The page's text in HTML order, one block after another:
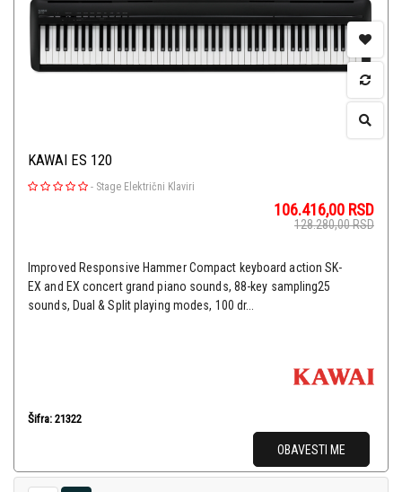
KAWAI ES 120
- Stage Električni Klaviri
106.416,00 RSD
128.280,00RSD
Improved Responsive Hammer Compact keyboard action SK-
EX and EX concert grand piano sounds, 88-key sampling25
sounds, Dual & Split playing modes, 100 dr...
Šifra: 21322
OBAVESTI ME